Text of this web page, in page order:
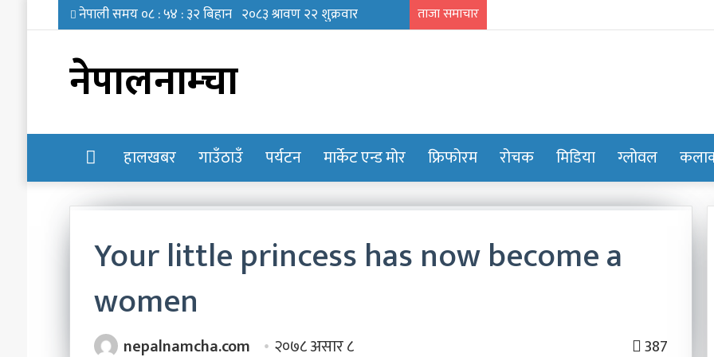
ताजा समाचार
नेपालनाम्चा
होमपेजहालखबर गाउँठाउँ पर्यटन मार्केट एन्ड मोर फ्रिफोरम रोचक मिडिया ग्लोवल
Your little princess has now become a
women
nepalnamcha.com २०७८ असार ८ 387
विशेष